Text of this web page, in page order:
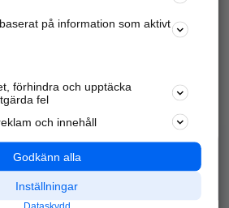
samarbetspartners nära dig.
Populära sökningar
Annonsera
Integritet
Nödnummer
på information som aktivt
förhindra och upptäcka
fel
och innehåll
Godkänn alla
Inställningar
Dataskydd